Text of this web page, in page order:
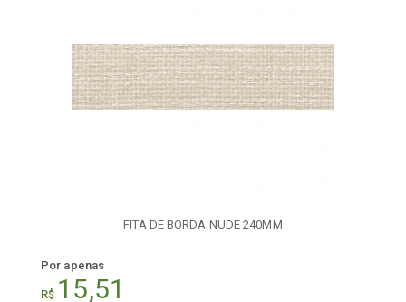
FITA DE BORDA NUDE 240MM
Por apenas
R$ 15,51